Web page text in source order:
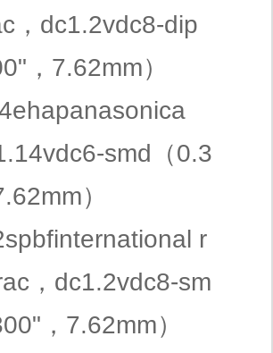
，dc1.2vdc8-dip
，7.62mm）
smd（0.3
）
r
，dc1.2vdc8-sm
，7.62mm）